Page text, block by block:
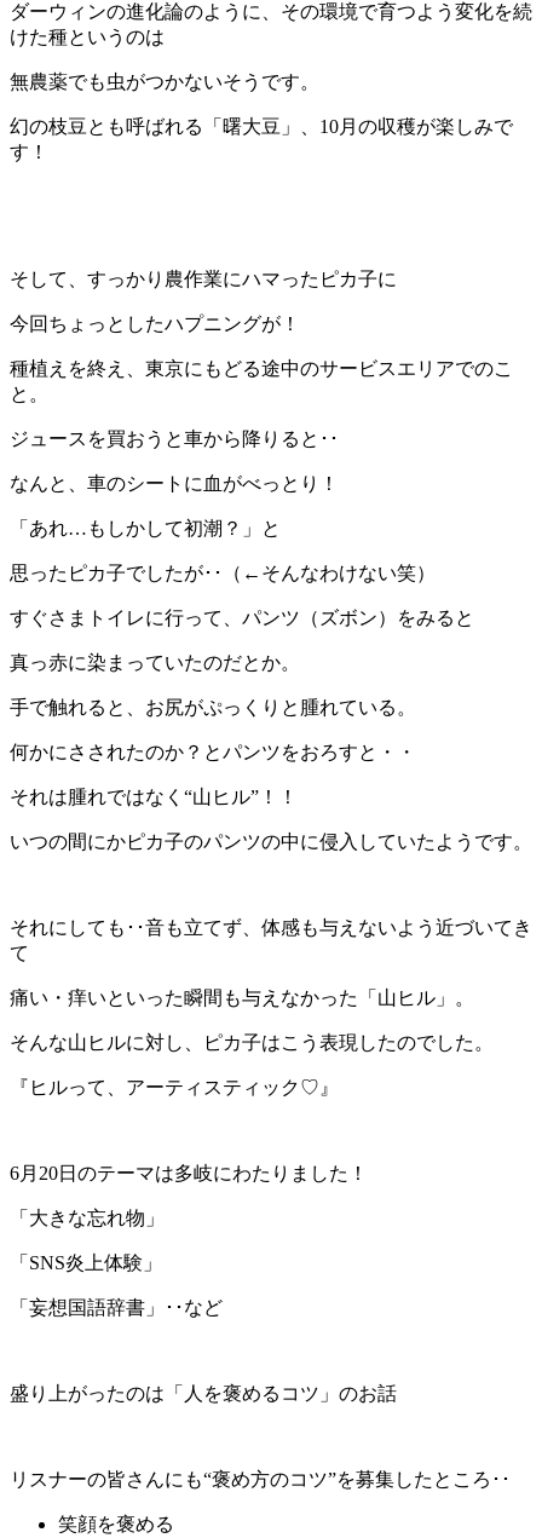
ダーウィンの進化論のように、その環境で育つよう変化を続
けた種というのは
無農薬でも虫がつかないそうです。
幻の枝豆とも呼ばれる「曙大豆」、10月の収穫が楽しみで
す！
そして、すっかり農作業にハマったピカ子に
今回ちょっとしたハプニングが！
種植えを終え、東京にもどる途中のサービスエリアでのこ
と。
ジュースを買おうと車から降りると･･
なんと、車のシートに血がべっとり！
「あれ…もしかして初潮？」と
思ったピカ子でしたが･･（←そんなわけない笑）
すぐさまトイレに行って、パンツ（ズボン）をみると
真っ赤に染まっていたのだとか。
手で触れると、お尻がぷっくりと腫れている。
何かにさされたのか？とパンツをおろすと・・
それは腫れではなく“山ヒル”！！
いつの間にかピカ子のパンツの中に侵入していたようです。
それにしても･･音も立てず、体感も与えないよう近づいてき
て
痛い・痒いといった瞬間も与えなかった「山ヒル」。
そんな山ヒルに対し、ピカ子はこう表現したのでした。
『ヒルって、アーティスティック♡』
6月20日のテーマは多岐にわたりました！
「大きな忘れ物」
「SNS炎上体験」
「妄想国語辞書」･･など
盛り上がったのは「人を褒めるコツ」のお話
リスナーの皆さんにも“褒め方のコツ”を募集したところ･･
笑顔を褒める